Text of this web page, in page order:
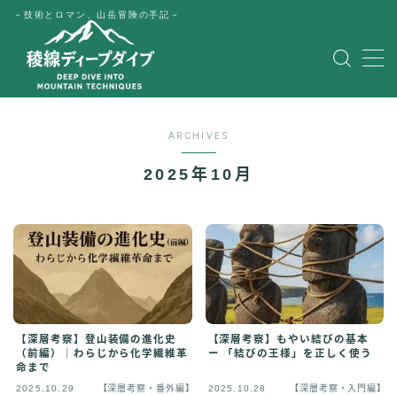
－技術とロマン、山岳冒険の手記－
MENU
Japanese
ARCHIVES
2025年10月
【深層考察】登山装備の進化史
（前編）｜わらじから化学繊維革
命まで
2025.10.29 【深層考察・番外編】
【深層考察】もやい結びの基本
ー 「結びの王様」を正しく使う
2025.10.28 【深層考察・入門編】